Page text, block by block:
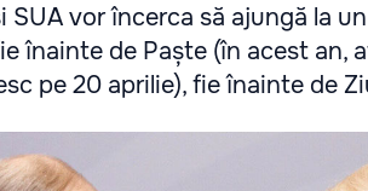
SUA vor încerca să ajungă la
înainte de Paște (în acest an,
pe 20 aprilie), fie înainte de